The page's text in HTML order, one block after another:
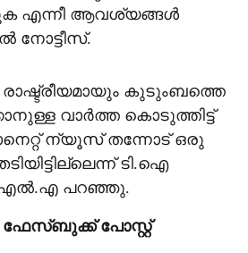
എന്നീ ആവശ്യങ്ങള്‍
നോട്ടീസ്.
കുടുംബത്തെ
വാര്‍ത്ത കൊടുത്തിട്ട്
ന്യൂസ് തന്നോട് ഒരു
ടി.ഐ
പറഞ്ഞു.
പോസ്റ്റ്